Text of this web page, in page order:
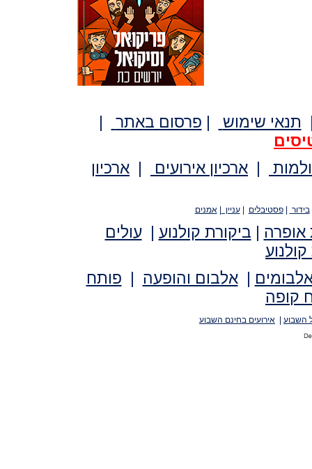
תנאי שימוש | פרסום באתר
|
| ארכיון אירועים | ארכיון
בידור |פסטיבלים |עניין |אמנים
אופרה | ביקורת קולנוע |עולים
קולנוע
|אלבום והופעה | פותח
קופה
השבוע אירועים בחינם השבוע